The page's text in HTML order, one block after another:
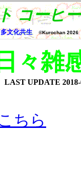
日々雑
LAST UPDATE
ちら